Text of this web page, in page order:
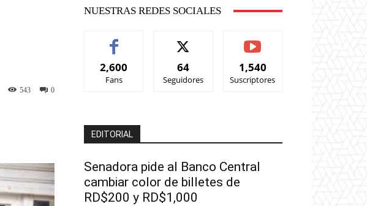
0
543
NUESTRAS REDES SOCIALES
2,600
Fans
64
Seguidores
1,540
Suscriptores
EDITORIAL
Senadora pide al Banco Central
cambiar color de billetes de
RD$200 y RD$1,000